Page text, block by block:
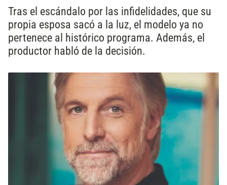
Tras el escándalo por las infidelidades, que su
propia esposa sacó a la luz, el modelo ya no
pertenece al histórico programa. Además, el
productor habló de la decisión.